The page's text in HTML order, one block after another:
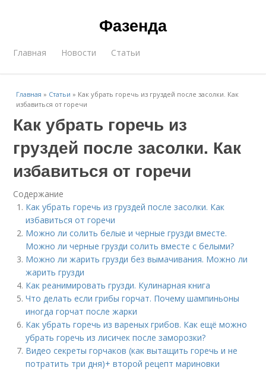
Фазенда
Главная Новости Статьи
Главная » Статьи » Как убрать горечь из груздей после засолки. Как
избавиться от горечи
Как убрать горечь из
груздей после засолки. Как
избавиться от горечи
Содержание
Как убрать горечь из груздей после засолки. Как
избавиться от горечи
Можно ли солить белые и черные грузди вместе.
Можно ли черные грузди солить вместе с белыми?
Можно ли жарить грузди без вымачивания. Можно ли
жарить грузди
Как реанимировать грузди. Кулинарная книга
Что делать если грибы горчат. Почему шампиньоны
иногда горчат после жарки
Как убрать горечь из вареных грибов. Как ещё можно
убрать горечь из лисичек после заморозки?
Видео секреты горчаков (как вытащить горечь и не
потратить три дня)+ второй рецепт мариновки